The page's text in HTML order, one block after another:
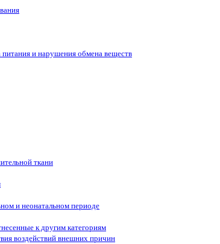
и нарушения обмена веществ
ткани
и неонатальном периоде
к другим категориям
воздействий внешних причин